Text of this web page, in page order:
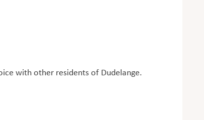
with other residents of Dudelange.